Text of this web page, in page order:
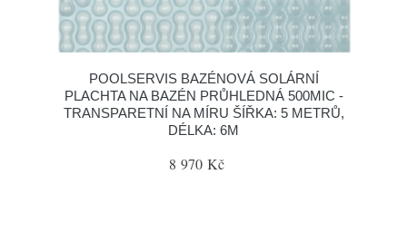
POOLSERVIS BAZÉNOVÁ SOLÁRNÍ
PLACHTA NA BAZÉN PRŮHLEDNÁ 500MIC -
TRANSPARETNÍ NA MÍRU ŠÍŘKA: 5 METRŮ,
DÉLKA: 6M
8 970 Kč